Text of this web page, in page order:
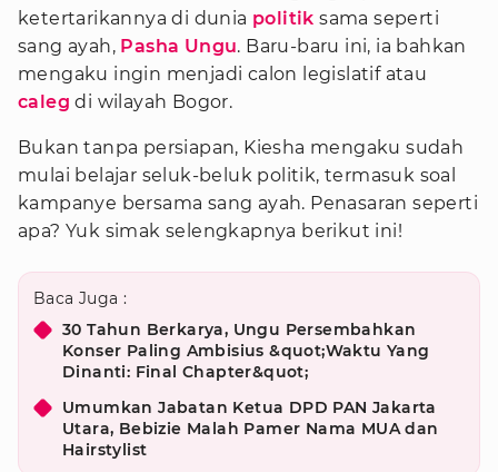
ketertarikannya di dunia politik sama seperti
sang ayah, Pasha Ungu. Baru-baru ini, ia bahkan
mengaku ingin menjadi calon legislatif atau
caleg di wilayah Bogor.
Bukan tanpa persiapan, Kiesha mengaku sudah
mulai belajar seluk-beluk politik, termasuk soal
kampanye bersama sang ayah. Penasaran seperti
apa? Yuk simak selengkapnya berikut ini!
Baca Juga :
30 Tahun Berkarya, Ungu Persembahkan
Konser Paling Ambisius &quot;Waktu Yang
Dinanti: Final Chapter&quot;
Umumkan Jabatan Ketua DPD PAN Jakarta
Utara, Bebizie Malah Pamer Nama MUA dan
Hairstylist